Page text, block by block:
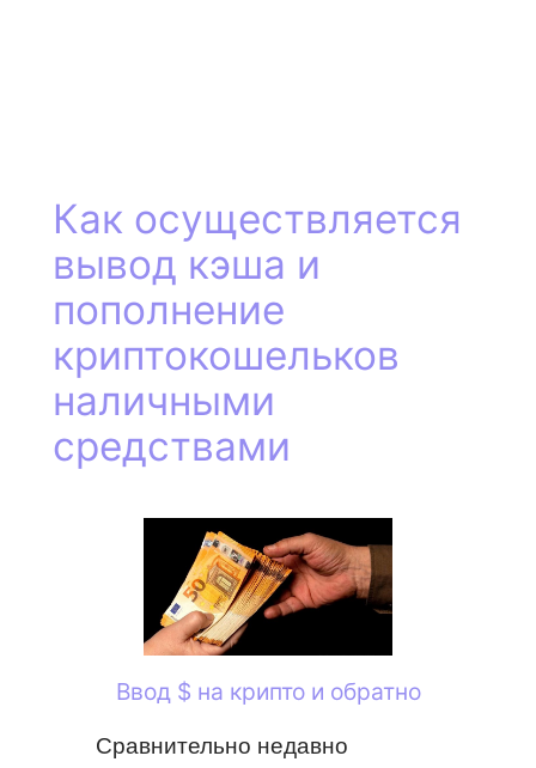
Как осуществляется
вывод кэша и
пополнение
криптокошельков
наличными
средствами
Ввод $ на крипто и обратно
Сравнительно недавно